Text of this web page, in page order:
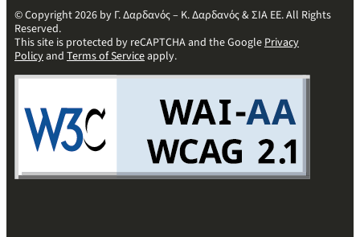
© Copyright 2026 by Γ. Δαρδανός – Κ. Δαρδανός & ΣΙΑ ΕΕ. All Rights
Reserved.
This site is protected by reCAPTCHA and the GooglePrivacy
Policyand Terms of Serviceapply.